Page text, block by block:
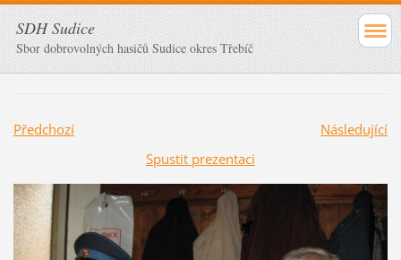
SDH Sudice
Sbor dobrovolných hasičů Sudice okres Třebíč
Předchozí
Následující
Spustit prezentaci